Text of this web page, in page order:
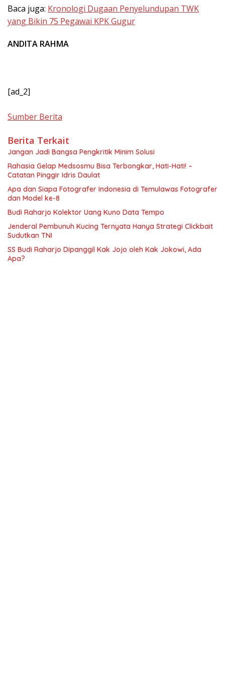
Baca juga: Kronologi Dugaan Penyelundupan TWK
yang Bikin 75 Pegawai KPK Gugur
ANDITA RAHMA
[ad_2]
Sumber Berita
Berita Terkait
Jangan Jadi Bangsa Pengkritik Minim Solusi
Rahasia Gelap Medsosmu Bisa Terbongkar, Hati-Hati! –
Catatan Pinggir Idris Daulat
Apa dan Siapa Fotografer Indonesia di Temulawas Fotografer
dan Model ke-8
Budi Raharjo Kolektor Uang Kuno Data Tempo
Jenderal Pembunuh Kucing Ternyata Hanya Strategi Clickbait
Sudutkan TNI
SS Budi Raharjo Dipanggil Kak Jojo oleh Kak Jokowi, Ada
Apa?